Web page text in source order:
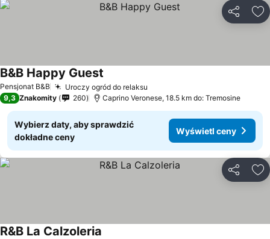
Pensjonat B&B Uroczy ogród do relaksu
B&B Happy Guest
9,3 Znakomity 260 Caprino Veronese, 18.5 km do: Tremosine
Wybierz daty, aby sprawdzić
dokładne ceny
Wyświetl ceny
R&B La Calzoleria